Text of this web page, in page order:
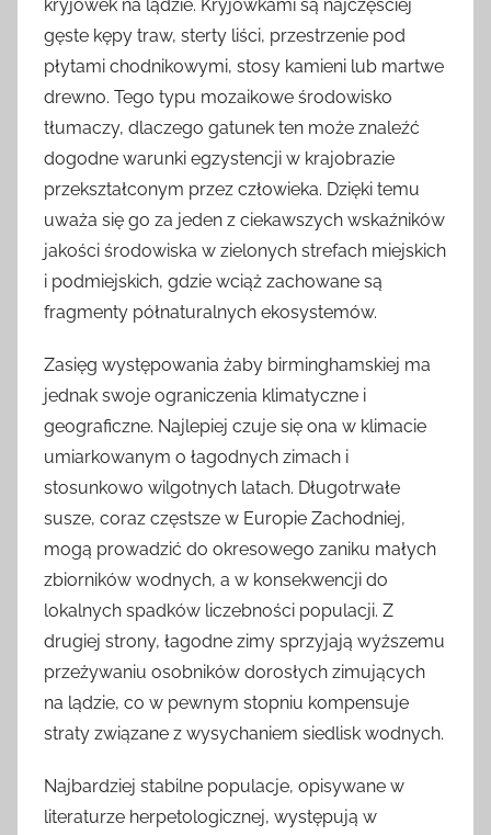
kryjówek na lądzie. Kryjówkami są najczęściej
gęste kępy traw, sterty liści, przestrzenie pod
płytami chodnikowymi, stosy kamieni lub martwe
drewno. Tego typu mozaikowe środowisko
tłumaczy, dlaczego gatunek ten może znaleźć
dogodne warunki egzystencji w krajobrazie
przekształconym przez człowieka. Dzięki temu
uważa się go za jeden z ciekawszych wskaźników
jakości środowiska w zielonych strefach miejskich
i podmiejskich, gdzie wciąż zachowane są
fragmenty półnaturalnych ekosystemów.
Zasięg występowania żaby birminghamskiej ma
jednak swoje ograniczenia klimatyczne i
geograficzne. Najlepiej czuje się ona w klimacie
umiarkowanym o łagodnych zimach i
stosunkowo wilgotnych latach. Długotrwałe
susze, coraz częstsze w Europie Zachodniej,
mogą prowadzić do okresowego zaniku małych
zbiorników wodnych, a w konsekwencji do
lokalnych spadków liczebności populacji. Z
drugiej strony, łagodne zimy sprzyjają wyższemu
przeżywaniu osobników dorosłych zimujących
na lądzie, co w pewnym stopniu kompensuje
straty związane z wysychaniem siedlisk wodnych.
Najbardziej stabilne populacje, opisywane w
literaturze herpetologicznej, występują w